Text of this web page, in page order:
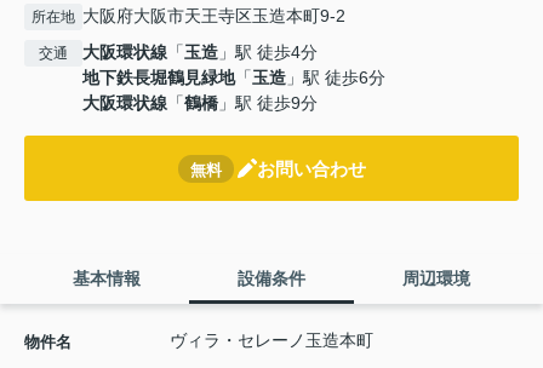
所在地 大阪府大阪市天王寺区玉造本町9-2
交通 大阪環状線 「玉造 」駅 徒歩4分
地下鉄長堀鶴見緑地「玉造 」駅 徒歩6分
大阪環状線 「鶴橋 」駅 徒歩9分
無料 お問い合わせ
基本情報 設備条件 周辺環境
物件名 ヴィラ・セレーノ玉造本町